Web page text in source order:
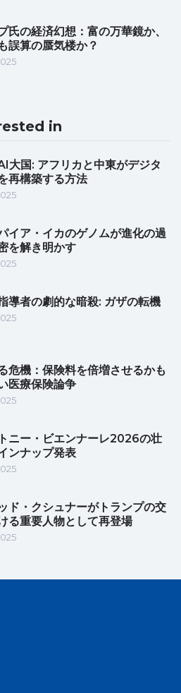
氏の経済幻想：富の万華鏡か、
誤算の蜃気楼か？
in
大国: アフリカと中東がデジタ
再構築する方法
イア・イカのゲノムが進化の過
を解き明かす
導者の劇的な暗殺: ガザの転機
危機：保険料を倍増させるかも
医療保険論争
ニー・ビエンナーレ2026の壮
ンナップ発表
ド・クシュナーがトランプの交
る重要人物として再登場